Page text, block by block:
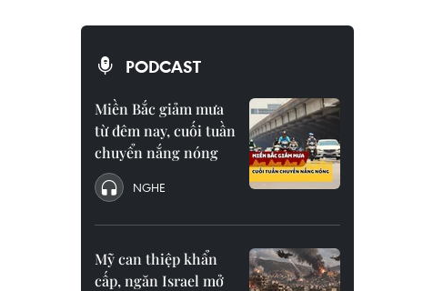
PODCAST
Miền Bắc giảm mưa
từ đêm nay, cuối tuần
chuyển nắng nóng
NGHE
Mỹ can thiệp khẩn
cấp, ngăn Israel mở